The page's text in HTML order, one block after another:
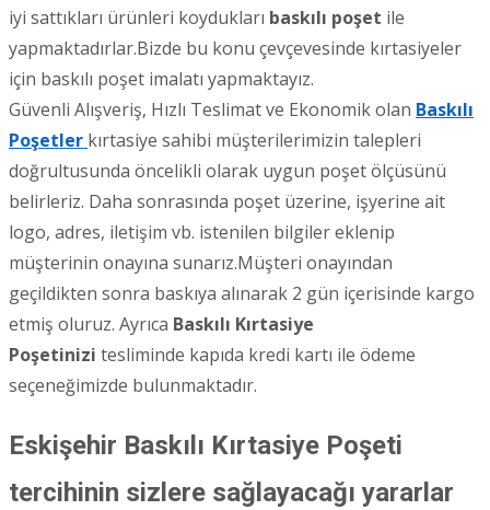
iyi sattıkları ürünleri koydukları baskılı poşet ile
yapmaktadırlar.Bizde bu konu çevçevesinde kırtasiyeler
için baskılı poşet imalatı yapmaktayız.
Güvenli Alışveriş, Hızlı Teslimat ve Ekonomik olan Baskılı
Poşetler kırtasiye sahibi müşterilerimizin talepleri
doğrultusunda öncelikli olarak uygun poşet ölçüsünü
belirleriz. Daha sonrasında poşet üzerine, işyerine ait
logo, adres, iletişim vb. istenilen bilgiler eklenip
müşterinin onayına sunarız.Müşteri onayından
geçildikten sonra baskıya alınarak 2 gün içerisinde kargo
etmiş oluruz. Ayrıca Baskılı Kırtasiye
Poşetinizi tesliminde kapıda kredi kartı ile ödeme
seçeneğimizde bulunmaktadır.
Eskişehir Baskılı Kırtasiye Poşeti
tercihinin sizlere sağlayacağı yararlar